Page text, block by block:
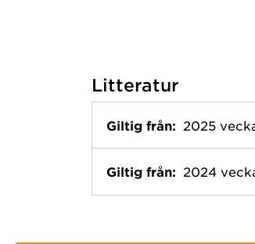
Litteratur
Giltig från: 2025
Giltig från: 2024